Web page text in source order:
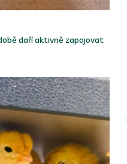
daří aktivně zapojovat